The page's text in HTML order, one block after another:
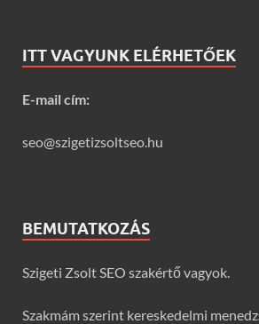
ITT VAGYUNK ELÉRHETŐEK
E-mail cím:
seo@szigetizsoltseo.hu
BEMUTATKOZÁS
Szigeti Zsolt SEO szakértő vagyok.
Szakmám szerint kereskedelmi